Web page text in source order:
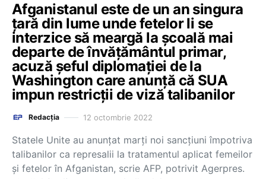
Afganistanul este de un an singura
ţară din lume unde fetelor li se
interzice să meargă la şcoală mai
departe de învăţământul primar,
acuză șeful diplomației de la
Washington care anunță că SUA
impun restricții de viză talibanilor
Redacția 12 octombrie 2022
Statele Unite au anunţat marţi noi sancţiuni împotriva
talibanilor ca represalii la tratamentul aplicat femeilor
şi fetelor în Afganistan, scrie AFP, potrivit Agerpres.